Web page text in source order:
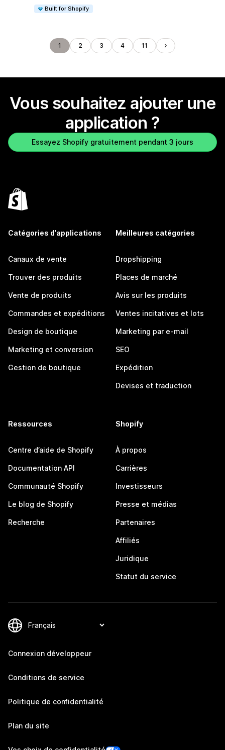
Built for Shopify
1 2 3 4 11
Vous souhaitez ajouter une
application ?
Essayez Shopify gratuitement pendant 3 jours
Catégories d’applications
Canaux de vente
Trouver des produits
Vente de produits
Commandes et expéditions
Design de boutique
Marketing et conversion
Gestion de boutique
Meilleures catégories
Dropshipping
Places de marché
Avis sur les produits
Ventes incitatives et lots
Marketing par e-mail
SEO
Expédition
Devises et traduction
Ressources
Centre d’aide de Shopify
Documentation API
Communauté Shopify
Le blog de Shopify
Recherche
Shopify
À propos
Carrières
Investisseurs
Presse et médias
Partenaires
Affiliés
Juridique
Statut du service
Connexion développeur
Conditions de service
Politique de confidentialité
Plan du site